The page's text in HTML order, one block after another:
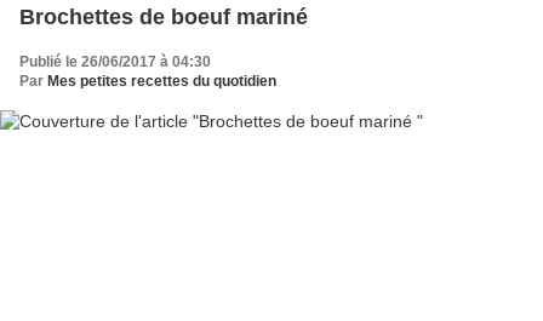
Brochettes de boeuf mariné
Publié le 26/06/2017 à 04:30
Par Mes petites recettes du quotidien